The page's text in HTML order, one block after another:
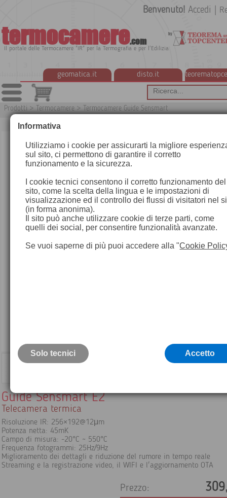
termocamere.com
Il portale delle Termocamere "IR" per la Termografia e per l'Edilizia
geomatica.it disto.it
Benvenuto! Accedi
Prodotti > Termocamere > Termocamere Guide Sensmart
Guide Sensmart E2
Telecamera termica
Risoluzione IR: 256×192@12μm
Potenza netta: 45mK
Campo di misura: -20°C ~ 550°C
Frequenza fotogrammi: 25Hz/9Hz
Miglioramento dei dettagli e riduzione del rumore in tempo reale
Streaming e la registrazione video, il WIFI e l'aggiornamento OTA
Prezzo:
Informativa
Utilizziamo i cookie per assicurarti la migliore
sul sito, ci permettono di garantire il corretto
funzionamento e la sicurezza.
I cookie tecnici consentono il corretto funzionamento del
sito, come la scelta della lingua e le impostazioni di
visualizzazione ed il controllo dei flussi di visitatori nel
(in forma anonima).
Il sito può anche utilizzare cookie di terze parti, come
quelli dei social, per consentire funzionalità avanzate.
Se vuoi saperne di più puoi accedere alla "Cookie
Solo tecnici Accetto